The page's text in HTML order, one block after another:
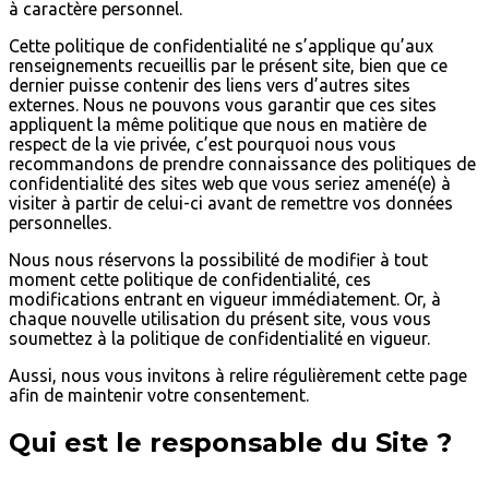
à caractère personnel.
Cette politique de confidentialité ne s’applique qu’aux
renseignements recueillis par le présent site, bien que ce
dernier puisse contenir des liens vers d’autres sites
externes. Nous ne pouvons vous garantir que ces sites
appliquent la même politique que nous en matière de
respect de la vie privée, c’est pourquoi nous vous
recommandons de prendre connaissance des politiques de
confidentialité des sites web que vous seriez amené(e) à
visiter à partir de celui-ci avant de remettre vos données
personnelles.
Nous nous réservons la possibilité de modifier à tout
moment cette politique de confidentialité, ces
modifications entrant en vigueur immédiatement. Or, à
chaque nouvelle utilisation du présent site, vous vous
soumettez à la politique de confidentialité en vigueur.
Aussi, nous vous invitons à relire régulièrement cette page
afin de maintenir votre consentement.
Qui est le responsable du Site ?